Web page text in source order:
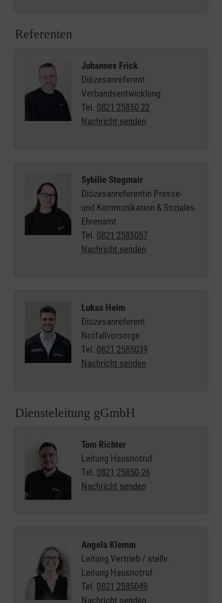
Referenten
Johannes Frick
Diözesanreferent
Verbandsentwicklung
Tel. 0821 25850 22
Nachricht senden
Sybille Stegmair
Diözesanreferentin Presse-
und Kommunikation & Soziales
Ehrenamt
Tel. 0821 2585057
Nachricht senden
Lukas Heim
Diözesanreferent
Notfallvorsorge
Tel. 0821 2585039
Nachricht senden
Diensteleitung gGmbH
Tom Richter
Leitung Hausnotruf
Tel. 0821 25850-26
Nachricht senden
Angela Klemm
Leitung Vertrieb / stellv.
Leitung Hausnotruf
Tel. 0821 2585049
Nachricht senden